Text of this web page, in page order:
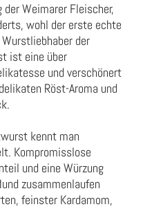
Weimarer Fleischer,
wohl der erste echte
der
ist eine über
und verschönert
Röst-Aroma und
kennt man
Kompromisslose
und eine Würzung
zusammenlaufen
feinster Kardamom,